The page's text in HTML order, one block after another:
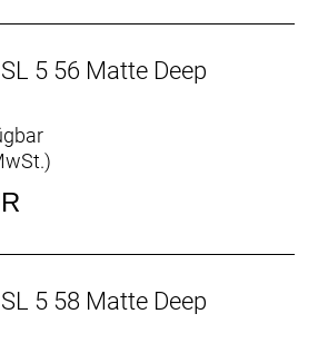
berühmt-berüchtigten
von Paris-Roubaix einen
500 Series OCLV Carbon
Konstruktion
5 56 Matte Deep
5 58 Matte Deep